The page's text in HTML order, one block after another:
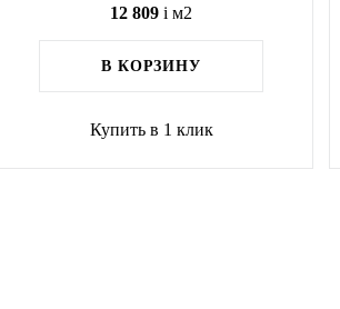
12 809 i м2
В КОРЗИНУ
Купить в 1 клик